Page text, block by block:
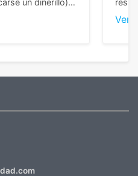
buena calidad
Ver
últimas